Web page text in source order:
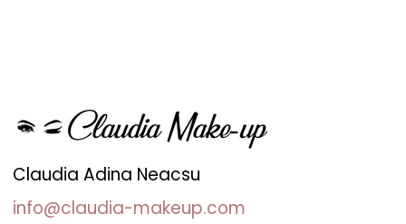
Claudia Adina Neacsu
info@claudia-makeup.com